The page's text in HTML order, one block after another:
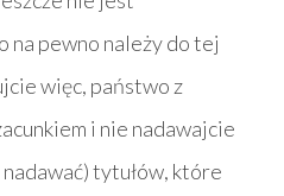
pewno należy do tej
więc, państwo z
i nie nadawajcie
tytułów, które